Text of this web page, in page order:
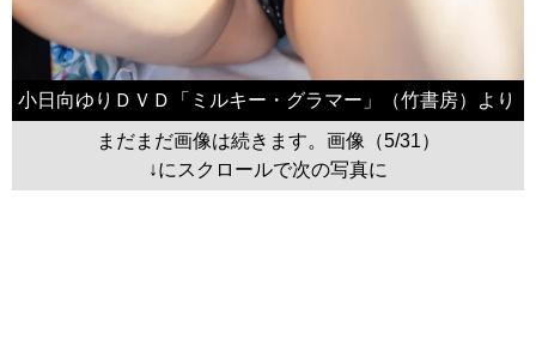
小日向ゆりＤＶＤ「ミルキー・グラマー」（竹書房）より
まだまだ画像は続きます。画像（5/31）
↓にスクロールで次の写真に